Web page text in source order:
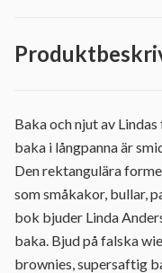
Baka och njut av
baka i långpanna är
Den rektangulära
som småkakor, bullar,
bok bjuder Linda
baka. Bjud på falska
brownies, supersaftig